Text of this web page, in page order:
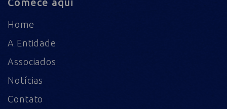
Home
A Entidade
Associados
Notícias
Contato